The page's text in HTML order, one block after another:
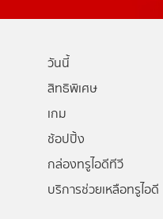
วันนี้
สิทธิพิเศษ
เกม
ช้อปปิ้ง
กล่องทรูไอดีทีวี
บริการช่วยเหลือทรูไอดี